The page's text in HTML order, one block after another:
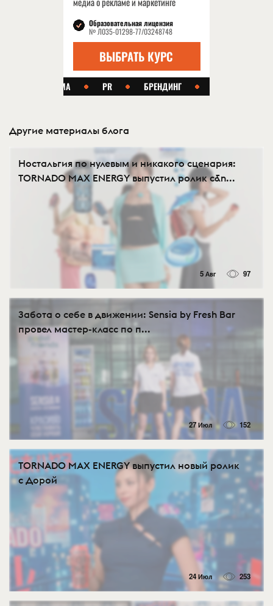
Другие материалы блога
Ностальгия по нулевым и никакого сценария:
TORNADO MAX ENERGY выпустил ролик с&n...
5 Авг 97
Забота о себе в движении: Sensia by Fresh Bar
провел мастер-класс по п...
27 Июл 152
TORNADO MAX ENERGY выпустил новый ролик
с Дорой
24 Июл 253